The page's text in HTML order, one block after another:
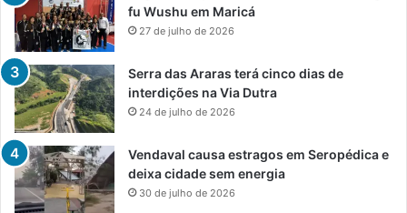
fu Wushu em Maricá
27 de julho de 2026
Serra das Araras terá cinco dias de
interdições na Via Dutra
24 de julho de 2026
Vendaval causa estragos em Seropédica e
deixa cidade sem energia
30 de julho de 2026